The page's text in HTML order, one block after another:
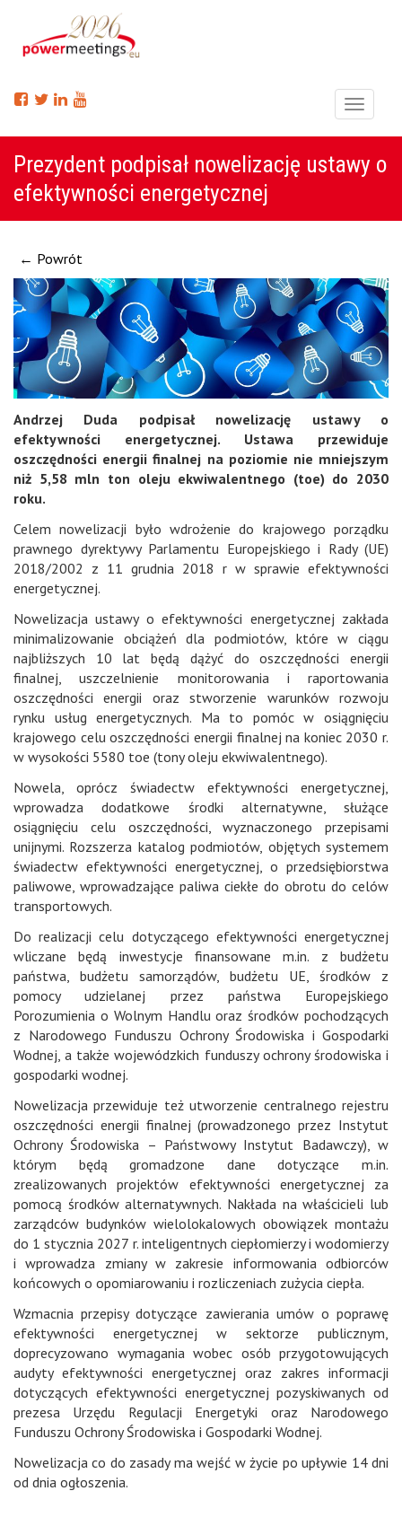
Menu
Prezydent podpisał nowelizację ustawy o
efektywności energetycznej
← Powrót
Andrzej Duda podpisał nowelizację ustawy o
efektywności energetycznej. Ustawa przewiduje
oszczędności energii finalnej na poziomie nie mniejszym
niż 5,58 mln ton oleju ekwiwalentnego (toe) do 2030
roku.
Celem nowelizacji było wdrożenie do krajowego porządku
prawnego dyrektywy Parlamentu Europejskiego i Rady (UE)
2018/2002 z 11 grudnia 2018 r w sprawie efektywności
energetycznej.
Nowelizacja ustawy o efektywności energetycznej zakłada
minimalizowanie obciążeń dla podmiotów, które w ciągu
najbliższych 10 lat będą dążyć do oszczędności energii
finalnej, uszczelnienie monitorowania i raportowania
oszczędności energii oraz stworzenie warunków rozwoju
rynku usług energetycznych. Ma to pomóc w osiągnięciu
krajowego celu oszczędności energii finalnej na koniec 2030 r.
w wysokości 5580 toe (tony oleju ekwiwalentnego).
Nowela, oprócz świadectw efektywności energetycznej,
wprowadza dodatkowe środki alternatywne, służące
osiągnięciu celu oszczędności, wyznaczonego przepisami
unijnymi. Rozszerza katalog podmiotów, objętych systemem
świadectw efektywności energetycznej, o przedsiębiorstwa
paliwowe, wprowadzające paliwa ciekłe do obrotu do celów
transportowych.
Do realizacji celu dotyczącego efektywności energetycznej
wliczane będą inwestycje finansowane m.in. z budżetu
państwa, budżetu samorządów, budżetu UE, środków z
pomocy udzielanej przez państwa Europejskiego
Porozumienia o Wolnym Handlu oraz środków pochodzących
z Narodowego Funduszu Ochrony Środowiska i Gospodarki
Wodnej, a także wojewódzkich funduszy ochrony środowiska i
gospodarki wodnej.
Nowelizacja przewiduje też utworzenie centralnego rejestru
oszczędności energii finalnej (prowadzonego przez Instytut
Ochrony Środowiska – Państwowy Instytut Badawczy), w
którym będą gromadzone dane dotyczące m.in.
zrealizowanych projektów efektywności energetycznej za
pomocą środków alternatywnych. Nakłada na właścicieli lub
zarządców budynków wielolokalowych obowiązek montażu
do 1 stycznia 2027 r. inteligentnych ciepłomierzy i wodomierzy
i wprowadza zmiany w zakresie informowania odbiorców
końcowych o opomiarowaniu i rozliczeniach zużycia ciepła.
Wzmacnia przepisy dotyczące zawierania umów o poprawę
efektywności energetycznej w sektorze publicznym,
doprecyzowano wymagania wobec osób przygotowujących
audyty efektywności energetycznej oraz zakres informacji
dotyczących efektywności energetycznej pozyskiwanych od
prezesa Urzędu Regulacji Energetyki oraz Narodowego
Funduszu Ochrony Środowiska i Gospodarki Wodnej.
Nowelizacja co do zasady ma wejść w życie po upływie 14 dni
od dnia ogłoszenia.